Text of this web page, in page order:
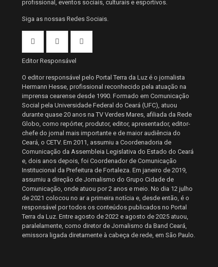
profissional, eventos sociais, culturais e esportivos.
Siga as nossas Redes Sociais.
Editor Responsável
O editor responsável pelo Portal Terra da Luz é o jornalista
Hermann Hesse, profissional reconhecido pela atuação na
imprensa cearense desde 1990. Formado em Comunicação
Social pela Universidade Federal do Ceará (UFC), atuou
durante quase 20 anos na TV Verdes Mares, afiliada da Rede
Globo, como repórter, produtor, editor, apresentador, editor-
chefe do jornal mais importante e de maior audiência do
Ceará, o CETV. Em 2011, assumiu a Coordenadoria de
Comunicação da Assembleia Legislativa do Estado do Ceará
e, dois anos depois, foi Coordenador de Comunicação
Institucional da Prefeitura de Fortaleza. Em janeiro de 2019,
assumiu a direção de Jornalismo do Grupo Cidade de
Comunicação, onde atuou por 2 anos e meio. No dia 12 julho
de 2021 colocou no ar a primeira notícia e, desde então, é o
responsável por todos os conteúdos publicados no Portal
Terra da Luz. Entre agosto de 2022 e agosto de 2025 atuou,
paralelamente, como diretor de Jornalismo da Band Ceará,
emissora ligada diretamente à cabeça de rede, em São Paulo.